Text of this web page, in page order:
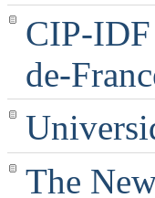
CIP-IDF
de-
The